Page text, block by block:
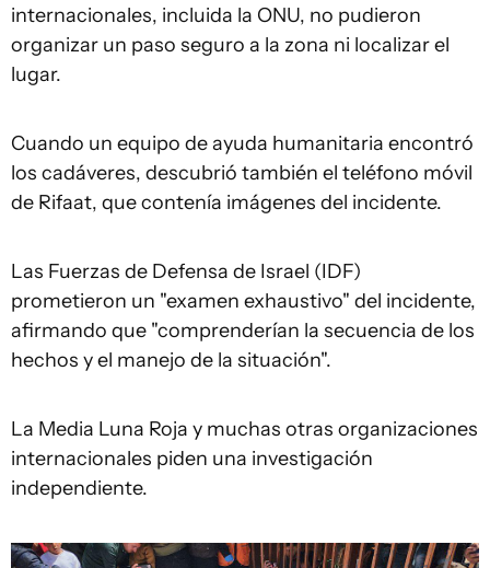
internacionales, incluida la ONU, no pudieron
organizar un paso seguro a la zona ni localizar el
lugar.
Cuando un equipo de ayuda humanitaria encontró
los cadáveres, descubrió también el teléfono móvil
de Rifaat, que contenía imágenes del incidente.
Las Fuerzas de Defensa de Israel (IDF)
prometieron un "examen exhaustivo" del incidente,
afirmando que "comprenderían la secuencia de los
hechos y el manejo de la situación".
La Media Luna Roja y muchas otras organizaciones
internacionales piden una investigación
independiente.